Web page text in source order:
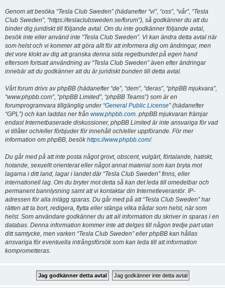
Genom att besöka “Tesla Club Sweden” (hädanefter “vi”, “oss”, “vår”, “Tesla
Club Sweden”, “https://teslaclubsweden.se/forum”), så godkänner du att du
binder dig juridiskt till följande avtal. Om du inte godkänner följande avtal,
besök inte eller använd inte “Tesla Club Sweden”. Vi kan ändra detta avtal när
som helst och vi kommer att göra allt för att informera dig om ändringar, men
det vore klokt av dig att granska denna sida regelbundet på egen hand
eftersom fortsatt användning av “Tesla Club Sweden” även efter ändringar
innebär att du godkänner att du är juridiskt bunden till detta avtal.
Vårt forum drivs av phpBB (hädanefter “de”, “dem”, “deras”, “phpBB mjukvara”,
“www.phpbb.com”, “phpBB Limited”, “phpBB Teams”) som är en
forumprogramvara tillgänglig under “General Public License” (hädanefter
“GPL”) och kan laddas ner från www.phpbb.com. phpBB mjukvaran främjar
endast Internetbaserade diskussioner, phpBB Limited är inte ansvariga för vad
vi tillåter och/eller förbjuder för innehåll och/eller uppförande. För mer
information om phpBB, besökhttps://www.phpbb.com/.
Du går med på att inte posta något grovt, obscent, vulgärt, förtalande, hatiskt,
hotande, sexuellt orienterat eller något annat material som kan bryta mot
lagarna i ditt land, lagar i landet där “Tesla Club Sweden” finns, eller
internationell lag. Om du bryter mot detta så kan det leda till omedelbar och
permanent bannlysning samt att vi kontaktar din Internetleverantör. IP-
adressen för alla inlägg sparas. Du går med på att “Tesla Club Sweden” har
rätten att ta bort, redigera, flytta eller stänga vilka trådar som helst, när som
helst. Som användare godkänner du att all information du skriver in sparas i en
databas. Denna information kommer inte att delges till någon tredje part utan
ditt samtycke, men varken “Tesla Club Sweden” eller phpBB kan hållas
ansvariga för eventuella intrångsförsök som kan leda till att information
komprometteras.